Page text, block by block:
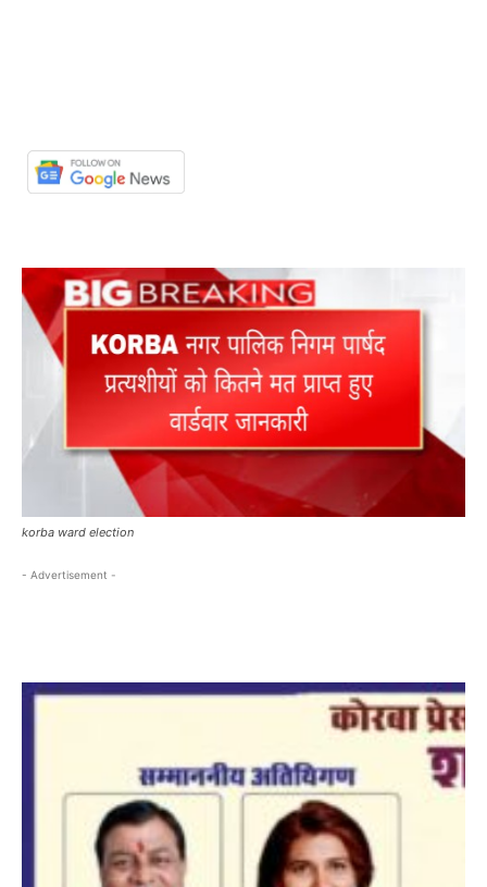
korba ward election
- Advertisement -